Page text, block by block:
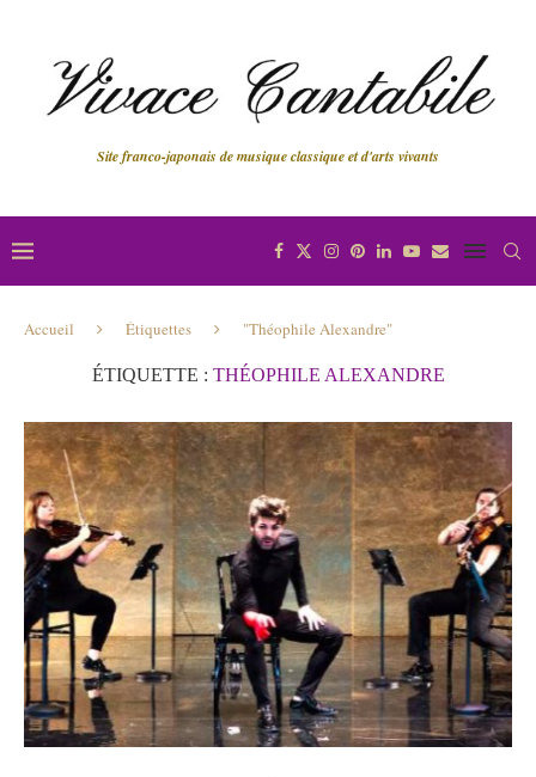
Site franco-japonais de musique classique et d'arts vivants
Accueil Étiquettes "Théophile Alexandre"
ÉTIQUETTE : THÉOPHILE ALEXANDRE